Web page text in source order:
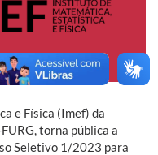
e Física (Imef) da
torna pública a
Seletivo 1/2023 para